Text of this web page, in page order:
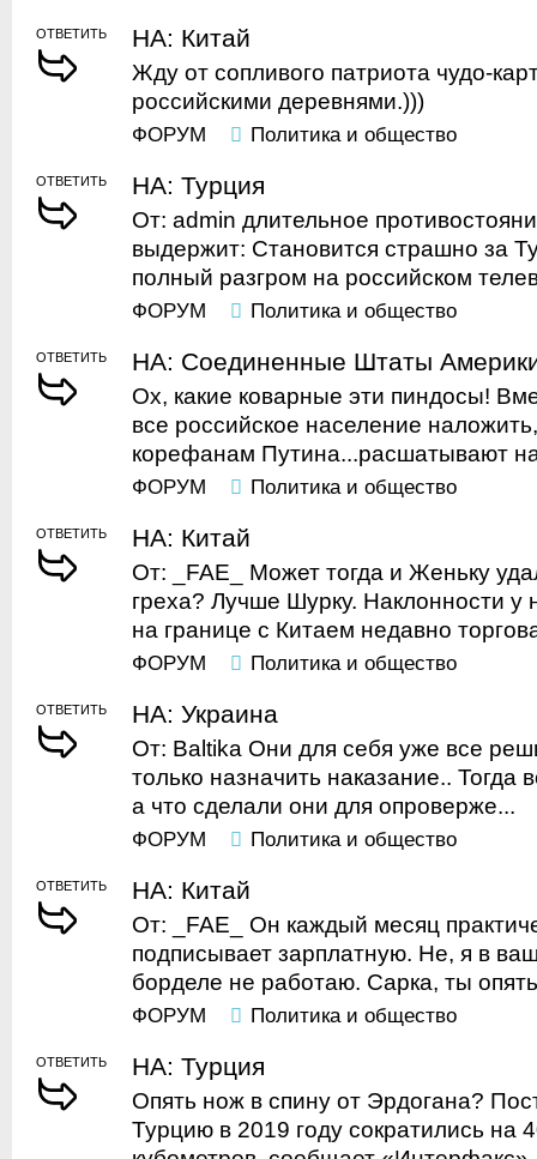
ОТВЕТИТЬ НА: Китай
Жду от сопливого патриота чудо-
российскими деревнями.)))
ФОРУМ Политика и общество
ОТВЕТИТЬ НА: Турция
От: admin длительное
выдержит: Становится страшно за
полный разгром на российском
ФОРУМ Политика и общество
ОТВЕТИТЬ НА: Соединенные Штаты
Ох, какие коварные эти пиндосы!
все российское население
корефанам Путина...расшатывают
ФОРУМ Политика и общество
ОТВЕТИТЬ НА: Китай
От: _FAE_ Может тогда и Женьку
греха? Лучше Шурку. Наклонности у
на границе с Китаем недавно
ФОРУМ Политика и общество
ОТВЕТИТЬ НА: Украина
От: Baltika Они для себя уже все
только назначить наказание.. Тогда
а что сделали они для опроверже...
ФОРУМ Политика и общество
ОТВЕТИТЬ НА: Китай
От: _FAE_ Он каждый месяц
подписывает зарплатную. Не, я в
борделе не работаю. Сарка, ты
ФОРУМ Политика и общество
ОТВЕТИТЬ НА: Турция
Опять нож в спину от Эрдогана?
Турцию в 2019 году сократились на